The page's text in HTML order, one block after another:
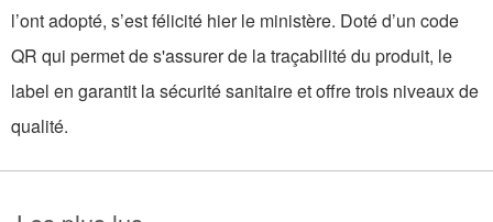
l’ont adopté, s’est félicité hier le ministère. Doté d’un code
QR qui permet de s'assurer de la traçabilité du produit, le
label en garantit la sécurité sanitaire et offre trois niveaux de
qualité.